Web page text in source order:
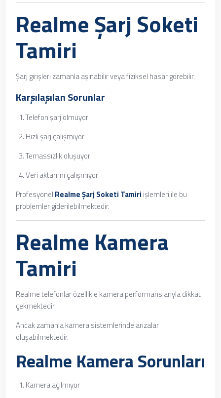
Realme Şarj Soketi
Tamiri
Şarj girişleri zamanla aşınabilir veya fiziksel hasar görebilir.
Karşılaşılan Sorunlar
Telefon şarj olmuyor
Hızlı şarj çalışmıyor
Temassızlık oluşuyor
Veri aktarımı çalışmıyor
Profesyonel Realme Şarj Soketi Tamiri işlemleri ile bu
problemler giderilebilmektedir.
Realme Kamera
Tamiri
Realme telefonlar özellikle kamera performanslarıyla dikkat
çekmektedir.
Ancak zamanla kamera sistemlerinde arızalar
oluşabilmektedir.
Realme Kamera Sorunları
Kamera açılmıyor